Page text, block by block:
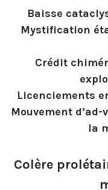
Baisse
Mystification
Crédit
Licenciements
Mouvement
la
Colère